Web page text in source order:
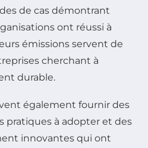
de cas démontrant
ont réussi à
émissions servent de
cherchant à
durable.
également fournir des
pratiques à adopter et des
innovantes qui ont